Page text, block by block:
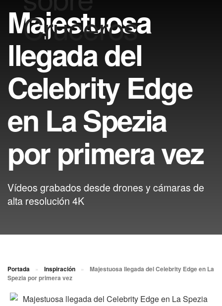
Majestuosa
llegada del
Celebrity Edge
en La Spezia
por primera vez
Vídeos grabados desde drones y cámaras de
alta resolución 4K
Portada » Inspiración »
Majestuosa llegada del Celebrity Edge en La
Spezia por primera vez